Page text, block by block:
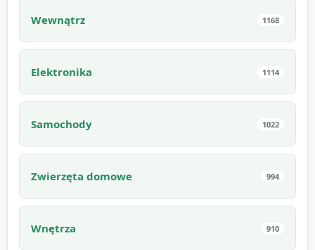
Wewnątrz 1168
Elektronika 1114
Samochody 1022
Zwierzęta domowe 994
Wnętrza 910